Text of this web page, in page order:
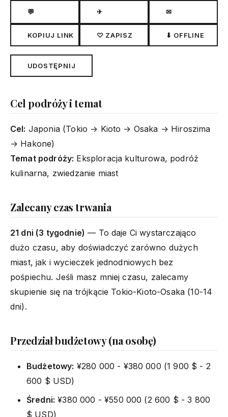
💬 ✈ ✉
KOPIUJ LINK ♡ ZAPISZ ⬇ OFFLINE
UDOSTĘPNIJ
Cel podróży i temat
Cel: Japonia (Tokio → Kioto → Osaka → Hiroszima
→ Hakone)
Temat podróży: Eksploracja kulturowa, podróż
kulinarna, zwiedzanie miast
Zalecany czas trwania
21 dni (3 tygodnie) — To daje Ci wystarczająco
dużo czasu, aby doświadczyć zarówno dużych
miast, jak i wycieczek jednodniowych bez
pośpiechu. Jeśli masz mniej czasu, zalecamy
skupienie się na trójkącie Tokio-Kioto-Osaka (10-14
dni).
Przedział budżetowy (na osobę)
Budżetowy: ¥280 000 - ¥380 000 (1 900 $ - 2
600 $ USD)
Średni: ¥380 000 - ¥550 000 (2 600 $ - 3 800
$ USD)